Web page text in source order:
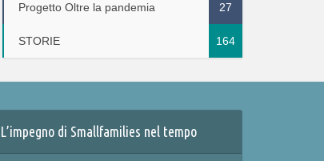
Progetto Oltre la pandemia 27
STORIE 164
L’impegno di Smallfamilies nel tempo